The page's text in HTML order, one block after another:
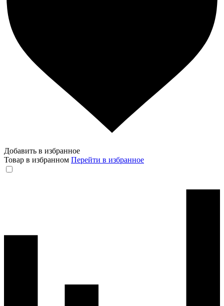
Добавить в избранное
Товар в избранном Перейти в избранное